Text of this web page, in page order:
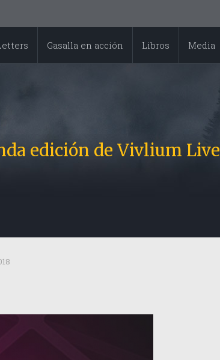
Gasalla en acción Libros Media
edición de Vivlium Live